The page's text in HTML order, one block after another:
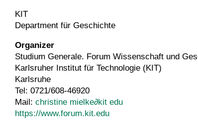
KIT
Department für Geschichte
Organizer
Studium Generale. Forum Wissenschaft und
Karlsruher Institut für Technologie (KIT)
Karlsruhe
Tel: 0721/608-46920
Mail: christine mielke∂kit edu
https://www.forum.kit.edu